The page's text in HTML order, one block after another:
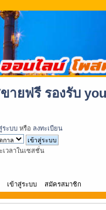
ยฟรี รองรับ
ระบบ หรือ ลงทะเบียน
เวลาในเซสชั่น
เข้าสู่ระบบ สมัครสมาชิก